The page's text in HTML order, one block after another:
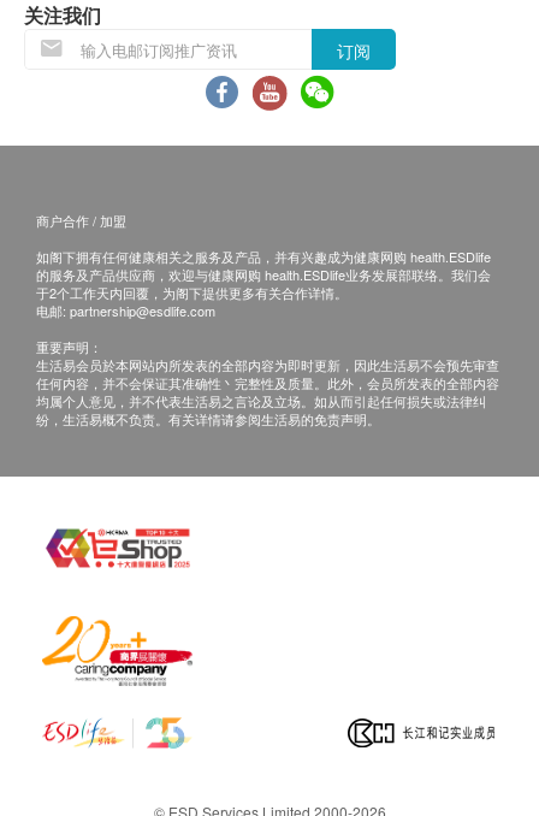
他命。生物素是维持最佳能量水平的关键部分，因为
它是碳水化合物、脂肪和蛋白质代谢中的重要辅助因
子，亦对氨基酸的合成非常重要。由于氨基酸所构成
的角蛋白是皮肤、头发和指甲的结构单元，因而，常
被添加于美妆产品中。
方可食用。
本产品应存放于儿童无法取得之处。
照射。
产品功效需视乎不同身体状况、年龄及生活习惯等
因素或有所不同。
排。
保證
1. 货品质量保證，於顾客收到产品当日起计，食用期
换货条款
有损毁情况，一经确认签收，恕不接受退换。
或过期退回，供应商有权不受理。
3. 如有其他损坏或遗漏查询，顾客必须保留有效收据
正本，并於送货後3个工作天内按下列方式联络健康
网购health.ESDlife客户服务部跟进。
电邮: support@esdlife.com / 健康网购health.ESDlife
客服热线: (852) 3151-2288
关注我们
订阅
商户合作 / 加盟
如阁下拥有任何健康相关之服务及产品，并有兴趣成为健康网购 health.ESDlife
的服务及产品供应商，欢迎与健康网购 health.ESDlife业务发展部联络。我们会
于2个工作天内回覆，为阁下提供更多有关合作详情。
电邮: partnership@esdlife.com
重要声明：
生活易会员於本网站内所发表的全部内容为即时更新，因此生活易不会预先审查
任何内容，并不会保证其准确性丶完整性及质量。此外，会员所发表的全部内容
均属个人意见，并不代表生活易之言论及立场。如从而引起任何损失或法律纠
纷，生活易概不负责。有关详情请参阅生活易的免责声明。
© ESD Services Limited 2000-2026